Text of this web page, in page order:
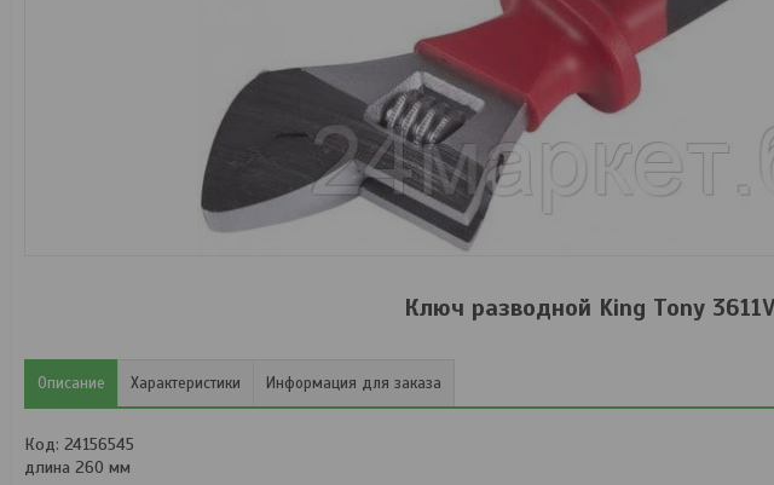
Ключ разводной King Tony
Описание Характеристики Информация для заказа
Код: 24156545
длина 260 мм